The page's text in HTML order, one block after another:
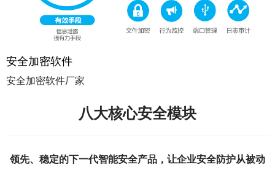
安全加密软件
安全加密软件厂家
八大核心安全模块
领先、稳定的下一代智能安全产品，让企业安全防护从被动